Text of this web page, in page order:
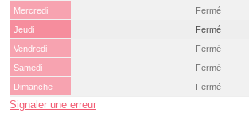
Mercredi
Fermé
Jeudi
Fermé
Vendredi
Fermé
Samedi
Fermé
Dimanche
Fermé
Signaler une erreur